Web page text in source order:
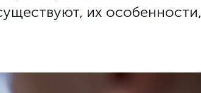
их особенности,